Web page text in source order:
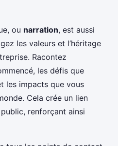
ou narration, est aussi
les valeurs et l’héritage
Racontez
les défis que
les impacts que vous
Cela crée un lien
renforçant ainsi